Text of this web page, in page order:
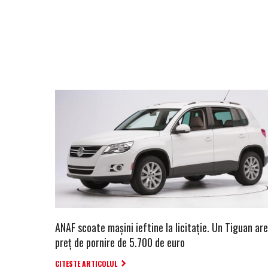
ANAF scoate mașini ieftine la licitație. Un Tiguan
preț de pornire de 5.700 de euro
CITESTE ARTICOLUL